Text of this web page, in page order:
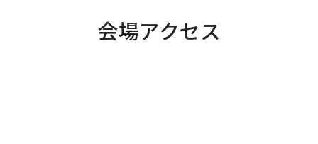
会場アクセス